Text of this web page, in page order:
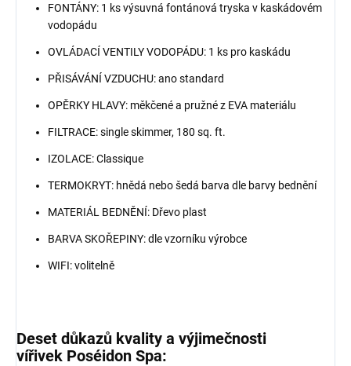
FONTÁNY: 1 ks výsuvná fontánová tryska v kaskádovém
vodopádu
OVLÁDACÍ VENTILY VODOPÁDU: 1 ks pro kaskádu
PŘISÁVÁNÍ VZDUCHU: ano standard
OPĚRKY HLAVY: měkčené a pružné z EVA materiálu
FILTRACE: single skimmer, 180 sq. ft.
IZOLACE: Classique
TERMOKRYT: hnědá nebo šedá barva dle barvy bednění
MATERIÁL BEDNĚNÍ: Dřevo plast
BARVA SKOŘEPINY: dle vzorníku výrobce
WIFI: volitelně
Deset důkazů kvality a výjimečnosti
vířivek Poséidon Spa: